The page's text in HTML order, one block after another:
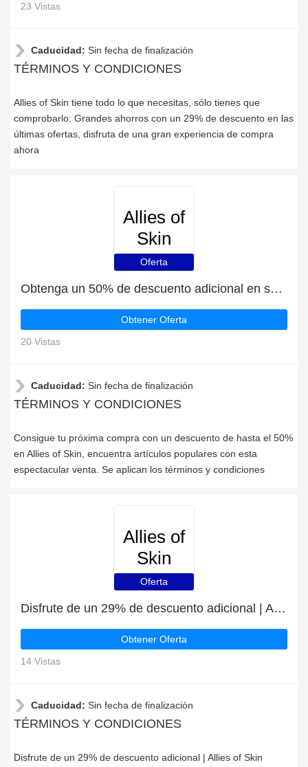
23 Vistas
Caducidad: Sin fecha de finalización
TÉRMINOS Y CONDICIONES
Allies of Skin tiene todo lo que necesitas, sólo tienes que
comprobarlo: Grandes ahorros con un 29% de descuento en las
últimas ofertas, disfruta de una gran experiencia de compra
ahora
Allies of
Skin
Oferta
Obtenga un 50% de descuento adicional en su próximo pedido | fin en breve
Obtener Oferta
20 Vistas
Caducidad: Sin fecha de finalización
TÉRMINOS Y CONDICIONES
Consigue tu próxima compra con un descuento de hasta el 50%
en Allies of Skin, encuentra artículos populares con esta
espectacular venta. Se aplican los términos y condiciones
Allies of
Skin
Oferta
Disfrute de un 29% de descuento adicional | Allies of Skin descuento
Obtener Oferta
14 Vistas
Caducidad: Sin fecha de finalización
TÉRMINOS Y CONDICIONES
Disfrute de un 29% de descuento adicional | Allies of Skin